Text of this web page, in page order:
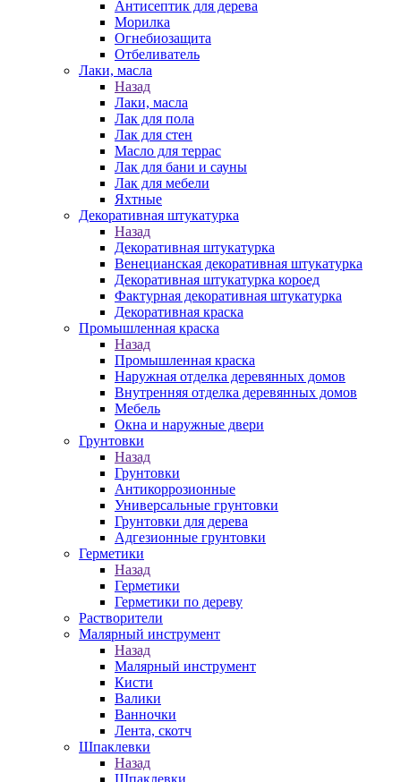
Антисептик для дерева
Морилка
Огнебиозащита
Отбеливатель
Лаки, масла
Назад
Лаки, масла
Лак для пола
Лак для стен
Масло для террас
Лак для бани и сауны
Лак для мебели
Яхтные
Декоративная штукатурка
Назад
Декоративная штукатурка
Венецианская декоративная штукатурка
Декоративная штукатурка короед
Фактурная декоративная штукатурка
Декоративная краска
Промышленная краска
Назад
Промышленная краска
Наружная отделка деревянных домов
Внутренняя отделка деревянных домов
Мебель
Окна и наружные двери
Грунтовки
Назад
Грунтовки
Антикоррозионные
Универсальные грунтовки
Грунтовки для дерева
Адгезионные грунтовки
Герметики
Назад
Герметики
Герметики по дереву
Растворители
Малярный инструмент
Назад
Малярный инструмент
Кисти
Валики
Ванночки
Лента, скотч
Шпаклевки
Назад
Шпаклевки